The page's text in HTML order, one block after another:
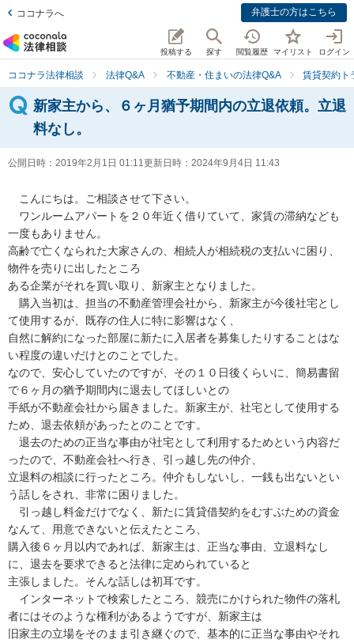
ココナラへ 弁護士の方はこちら
投稿する 探す 閲覧履歴 マイリスト ログイン
ココナラ法律相談 法律Q&A 不動産・住まいの法律Q&A 賃貸契約ト
新家主から、６ヶ月猶予期間内の立退依頼。立退
料なし。
公開日時： 2019年2月1日 01:11更新日時： 2024年9月4日 11:43
こんにちは。ご相談させて下さい。
ワンルームアパートを２０年近く借りていて、家賃の滞納なども
一度もありません。
高齢で亡くなられた大家さんの、相続人が相続税の支払いに困り、
物件を売りに出したところ
ある企業がそれを買い取り、新家主となりました。
購入当初は、担当の不動産管理会社から、新家主が今後社宅とし
て使用するが、既存の住人に特に影響はなく、
自然に解約になった部屋に新たに入居者を募集したりすることはな
い程度の違いだけとのことでした。
なので、安心していたのですが、その１０日後くらいに、簡易書留
で６ヶ月の猶予期間内に退去してほしいとの
手紙が不動産会社から届きました。新家主が、社宅として使用する
ため、退去依頼があったとのことです。
退去のための正当な事由が社宅として利用するためという内容だ
ったので、不動産会社へ行き、引っ越し先の仲介、
立退料の相談に行ったところ。仲介もしないし、一銭も出ないとい
う話しをされ、非常に困りました。
引っ越し料金だけでなく、新たに賃貸借契約をむすぶための資金
なんて、用意できないと伝えたところ、
購入後６ヶ月以内であれば、新家主は、正当な事由、立退料なし
に、退去を要求できると法律に定められていると
主張しました。そんな話しは初耳です。
インターネットで検索したところ、競売にかけられた物件の落札
者にはそのような権利があるようですが、新家主は
旧家主の立場をそのまま引き継ぐので、基本的に正当な事由やそれ